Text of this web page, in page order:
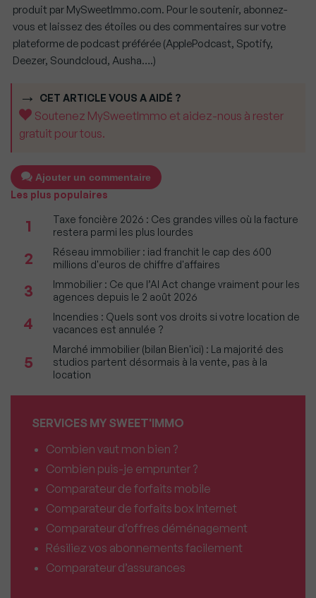
produit par MySweetImmo.com. Pour le soutenir, abonnez-
vous et laissez des étoiles ou des commentaires sur votre
plateforme de podcast préférée (ApplePodcast, Spotify,
Deezer, Soundcloud, Ausha….)
CET ARTICLE VOUS A AIDÉ ?
Soutenez MySweetImmo et aidez-nous à rester
gratuit pour tous.
Ajouter un commentaire
Les plus populaires
1
Taxe foncière 2026 : Ces grandes villes où la facture
restera parmi les plus lourdes
2
Réseau immobilier : iad franchit le cap des 600
millions d'euros de chiffre d'affaires
3
Immobilier : Ce que l’AI Act change vraiment pour les
agences depuis le 2 août 2026
4
Incendies : Quels sont vos droits si votre location de
vacances est annulée ?
5
Marché immobilier (bilan Bien'ici) : La majorité des
studios partent désormais à la vente, pas à la
location
SERVICES MY SWEET'IMMO
Combien vaut mon bien ?
Combien puis-je emprunter ?
Comparateur de forfaits mobile
Comparateur de forfaits box Internet
Comparateur d’offres déménagement
Résiliez vos abonnements facilement
Comparateur d’assurances